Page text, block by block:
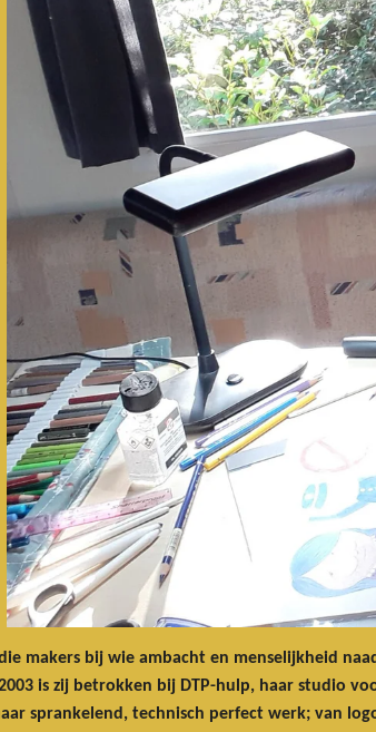
makers bij wie ambacht en menselijkheid
is zij betrokken bij DTP-hulp, haar studio
sprankelend, technisch perfect werk; van